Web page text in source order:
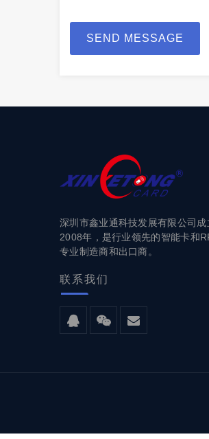
SEND MESSAGE
深圳市鑫业通科技发展有限公司成
2008年，是行业领先的智能卡和
专业制造商和出口商。
联系我们